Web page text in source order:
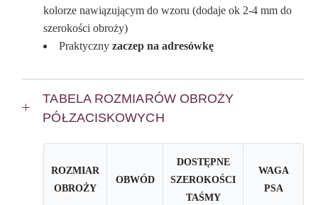
kolorze nawiązującym do wzoru (dodaje ok 2-4 mm do
szerokości obroży)
Praktyczny zaczep na adresówkę
TABELA ROZMIARÓW OBROŻY
PÓŁZACISKOWYCH
ROZMIAR
OBROŻY
OBWÓD
DOSTĘPNE
SZEROKOŚCI
TAŚMY
WAGA
PSA